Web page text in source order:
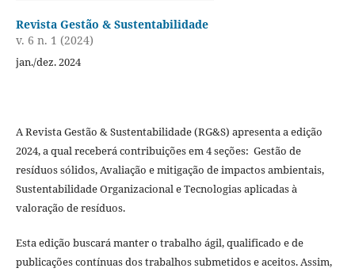
Revista Gestão & Sustentabilidade
v. 6 n. 1 (2024)
jan./dez. 2024
A Revista Gestão & Sustentabilidade (RG&S) apresenta a edição
2024, a qual receberá contribuições em 4 seções: Gestão de
resíduos sólidos, Avaliação e mitigação de impactos ambientais,
Sustentabilidade Organizacional e Tecnologias aplicadas à
valoração de resíduos.
Esta edição buscará manter o trabalho ágil, qualificado e de
publicações contínuas dos trabalhos submetidos e aceitos. Assim,